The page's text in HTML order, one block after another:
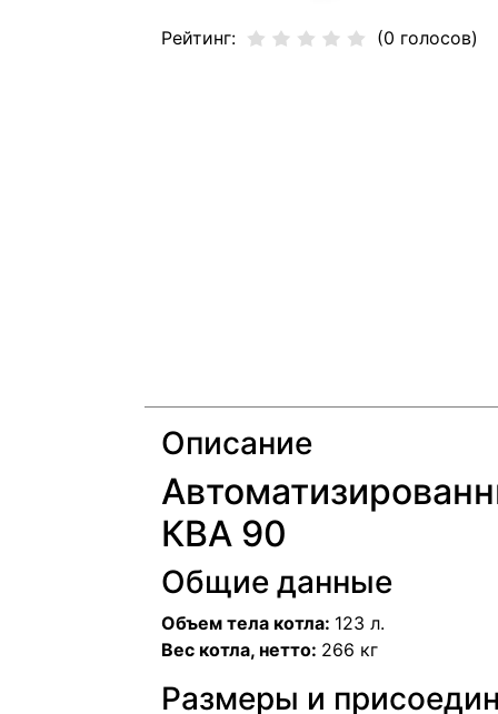
Рейтинг: (0 голосов)
Описание
КВА 90
Общие данные
Объем тела котла: 123 л.
Вес котла, нетто: 266 кг
Размеры и